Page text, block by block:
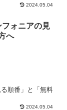
2024.05.04
フォニアの見
へ
順番」と「無料
2024.05.04